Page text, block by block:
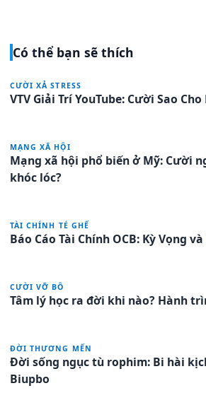
Có thể bạn sẽ thích
CƯỜI XẢ STRESS
VTV Giải Trí YouTube: Cười Sao
MẠNG XÃ HỘI
Mạng xã hội phổ biến ở Mỹ: Cười
khóc lóc?
TÀI CHÍNH TÉ GHẾ
Báo Cáo Tài Chính OCB: Kỳ Vọng
CƯỜI VỠ BÔ
Tâm lý học ra đời khi nào? Hành
ĐỜI THƯƠNG MẾN
Đời sống ngục tù rophim: Bi hài
Biupbo